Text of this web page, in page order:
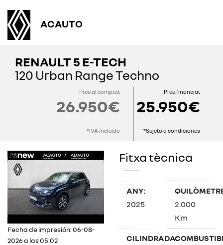
ACAUTO
RENAULT 5 E-TECH
120 Urban Range Techno
Preu al comptat
26.950€
*IVA incluido
Preu financiat
25.950€
*Sujeto a condiciones
Fecha de impresión: 06-08-
2026 a las 05:02
Fitxa tècnica
ANY:
2025
2.000
Km
CILINDRADA: